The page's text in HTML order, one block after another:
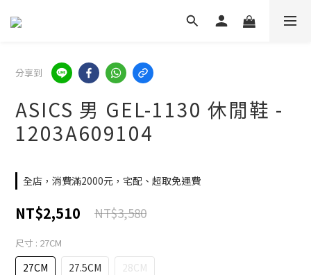
分享到
ASICS 男 GEL-1130 休閒鞋 -
1203A609104
全店，消費滿2000元，宅配、超取免運費
NT$2,510 NT$3,580
尺寸 : 27CM
27CM 27.5CM 28CM